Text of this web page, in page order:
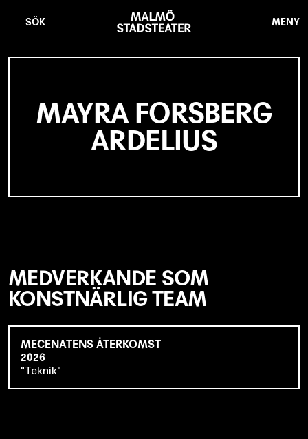
SÖK
Stadsteater
MENY
MAYRA FORSBERG
ARDELIUS
MEDVERKANDE SOM
KONSTNÄRLIG TEAM
MECENATENS ÅTERKOMST
2026
Teknik